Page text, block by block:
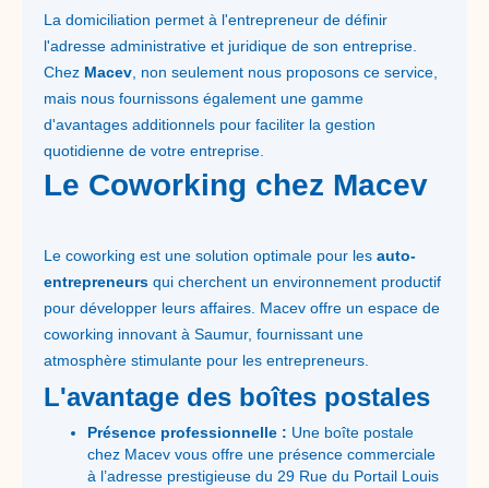
La domiciliation permet à l'entrepreneur de définir
l'adresse administrative et juridique de son entreprise.
Chez Macev , non seulement nous proposons ce service,
mais nous fournissons également une gamme
d'avantages additionnels pour faciliter la gestion
quotidienne de votre entreprise.
Le Coworking chez Macev
Le coworking est une solution optimale pour les auto-
entrepreneurs qui cherchent un environnement productif
pour développer leurs affaires. Macev offre un espace de
coworking innovant à Saumur, fournissant une
atmosphère stimulante pour les entrepreneurs.
L'avantage des boîtes postales
Présence professionnelle : Une boîte postale
chez Macev vous offre une présence commerciale
à l’adresse prestigieuse du 29 Rue du Portail Louis